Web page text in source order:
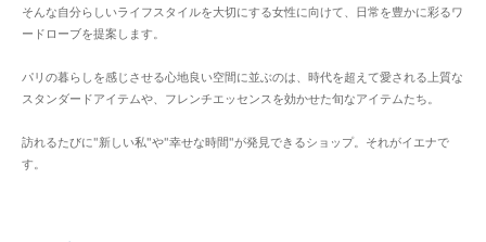
そんな自分らしいライフスタイルを大切にする女性に向けて、日常を豊かに彩るワ
ードローブを提案します。
パリの暮らしを感じさせる心地良い空間に並ぶのは、時代を超えて愛される上質な
スタンダードアイテムや、フレンチエッセンスを効かせた旬なアイテムたち。
訪れるたびに"新しい私"や"幸せな時間"が発見できるショップ。それがイエナで
す。